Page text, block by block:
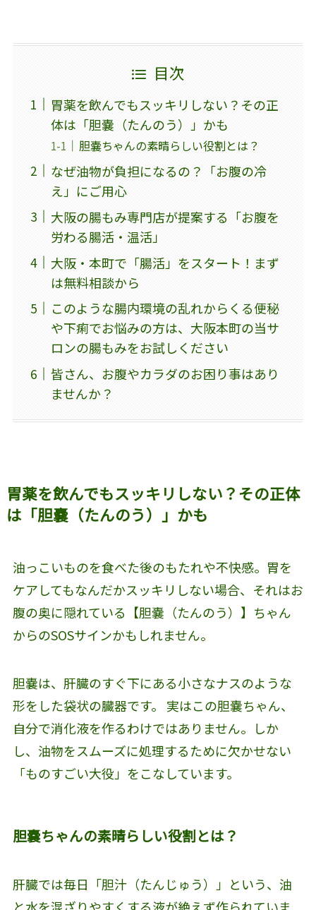
目次
胃薬を飲んでもスッキリしない？その正
体は「胆嚢（たんのう）」かも
胆嚢ちゃんの素晴らしい役割とは？
なぜ油物が負担になるの？「お腹の冷
え」にご用心
大阪の腸もみ専門店が提案する「お腹を
労わる腸活・温活」
大阪・本町で「腸活」をスタート！まず
は無料相談から
このような腸内環境の乱れからくる便秘
や下痢でお悩みの方は、大阪本町の当サ
ロンの腸もみをお試しください
皆さん、お腹やカラダのお困り事はあり
ませんか？
胃薬を飲んでもスッキリしない？その正体
は「胆嚢（たんのう）」かも
油っこいものを食べた後のもたれや不快感。胃を
ケアしてもなんだかスッキリしない場合、それはお
腹の奥に隠れている【胆嚢（たんのう）】ちゃん
からのSOSサインかもしれません。
胆嚢は、肝臓のすぐ下にある小さなナスのような
形をした袋状の臓器です。 実はこの胆嚢ちゃん、
自分で消化液を作るわけではありません。しか
し、油物をスムーズに処理するために欠かせない
「ものすごい大役」をこなしています。
胆嚢ちゃんの素晴らしい役割とは？
肝臓では毎日「胆汁（たんじゅう）」という、油